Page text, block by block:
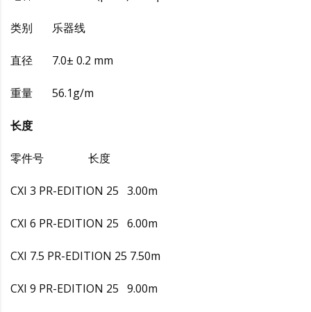
类别 乐器线
直径 7.0± 0.2 mm
重量 56.1g/m
长度
零件号 长度
CXI 3 PR-EDITION 25 3.00m
CXI 6 PR-EDITION 25 6.00m
CXI 7.5 PR-EDITION 25 7.50m
CXI 9 PR-EDITION 25 9.00m